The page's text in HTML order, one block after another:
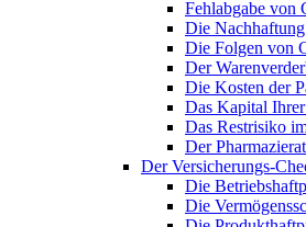
Fehlabgabe von
Die
Die Folgen von
Der
Die Kosten der
Das Kapital
Das Restrisiko
Der
Der Versicherungs-
Die
Die